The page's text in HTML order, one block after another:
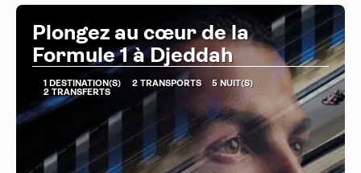
Plongez au cœur de la
Formule 1 à Djeddah
1 DESTINATION(S) 2 TRANSPORTS
5 NUIT(S)
2 TRANSFERTS